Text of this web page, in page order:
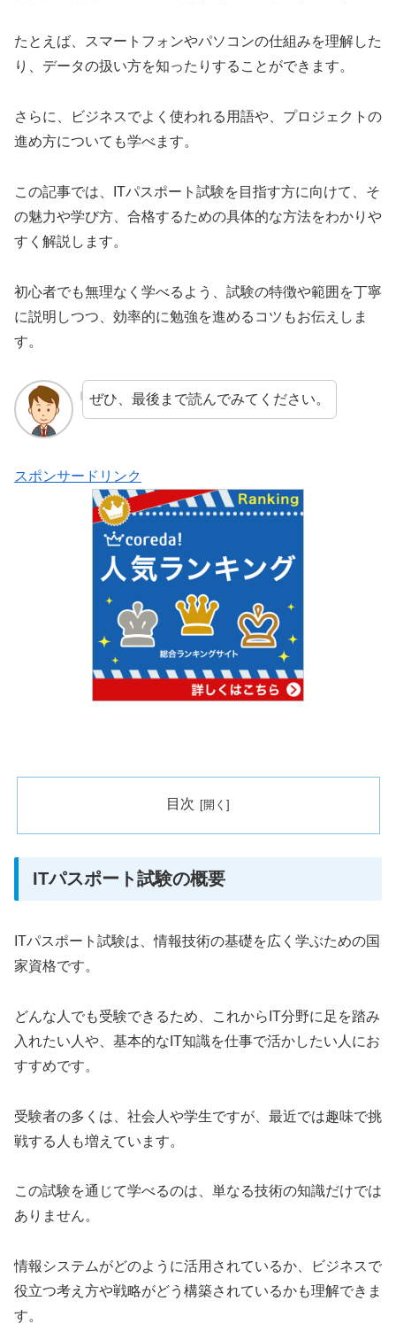
たとえば、スマートフォンやパソコンの仕組みを理解した
り、データの扱い方を知ったりすることができます。
さらに、ビジネスでよく使われる用語や、プロジェクトの
進め方についても学べます。
この記事では、ITパスポート試験を目指す方に向けて、そ
の魅力や学び方、合格するための具体的な方法をわかりや
すく解説します。
初心者でも無理なく学べるよう、試験の特徴や範囲を丁寧
に説明しつつ、効率的に勉強を進めるコツもお伝えしま
す。
ぜひ、最後まで読んでみてください。
スポンサードリンク
目次
ITパスポート試験の概要
ITパスポート試験は、情報技術の基礎を広く学ぶための国
家資格です。
どんな人でも受験できるため、これからIT分野に足を踏み
入れたい人や、基本的なIT知識を仕事で活かしたい人にお
すすめです。
受験者の多くは、社会人や学生ですが、最近では趣味で挑
戦する人も増えています。
この試験を通じて学べるのは、単なる技術の知識だけでは
ありません。
情報システムがどのように活用されているか、ビジネスで
役立つ考え方や戦略がどう構築されているかも理解できま
す。